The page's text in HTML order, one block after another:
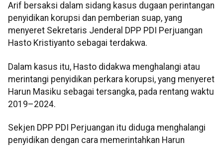
Arif bersaksi dalam sidang kasus dugaan perintangan
penyidikan korupsi dan pemberian suap, yang
menyeret Sekretaris Jenderal DPP PDI Perjuangan
Hasto Kristiyanto sebagai terdakwa.
Dalam kasus itu, Hasto didakwa menghalangi atau
merintangi penyidikan perkara korupsi, yang menyeret
Harun Masiku sebagai tersangka, pada rentang waktu
2019–2024.
Sekjen DPP PDI Perjuangan itu diduga menghalangi
penyidikan dengan cara memerintahkan Harun